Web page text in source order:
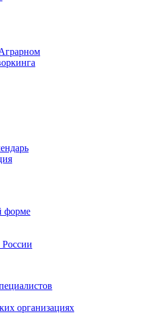
форме
России
организациях